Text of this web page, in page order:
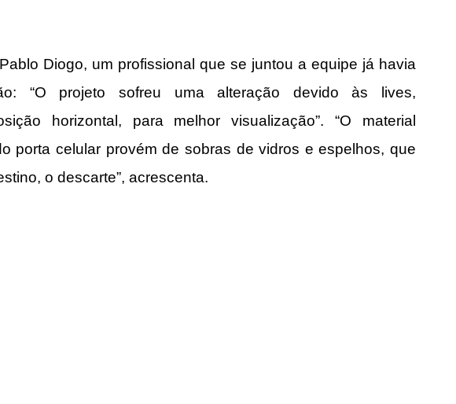
Diogo, um profissional que se juntou a equipe já havia
“O projeto sofreu uma alteração devido às lives,
horizontal, para melhor visualização”. “O material
porta celular provém de sobras de vidros e espelhos, que
o descarte”, acrescenta.